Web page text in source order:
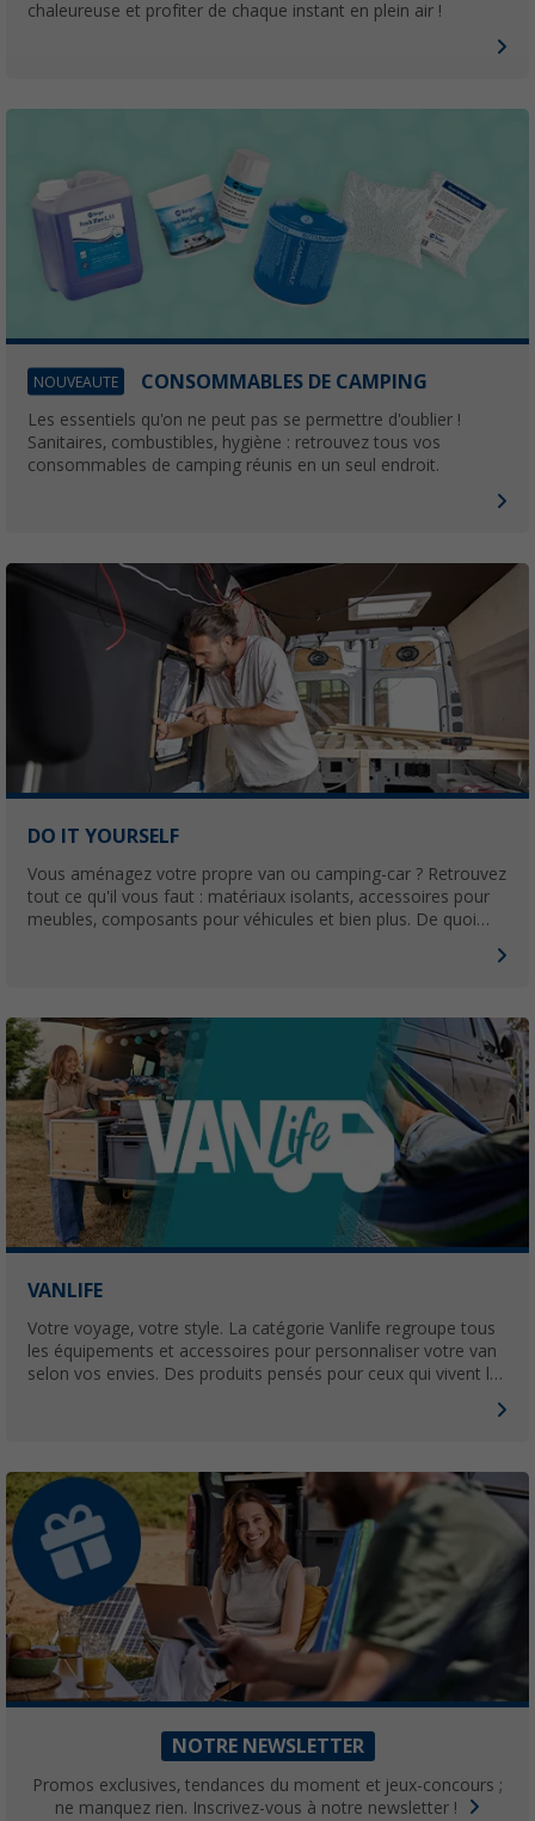
chaleureuse et profiter de chaque instant en plein air !
NOUVEAUTE CONSOMMABLES DE CAMPING
Les essentiels qu'on ne peut pas se permettre d'oublier !
Sanitaires, combustibles, hygiène : retrouvez tous vos
consommables de camping réunis en un seul endroit.
DO IT YOURSELF
Vous aménagez votre propre van ou camping-car ? Retrouvez
tout ce qu'il vous faut : matériaux isolants, accessoires pour
meubles, composants pour véhicules et bien plus. De quoi
VANLIFE
Votre voyage, votre style. La catégorie Vanlife regroupe tous
les équipements et accessoires pour personnaliser votre van
selon vos envies. Des produits pensés pour ceux qui vivent la
NOTRE NEWSLETTER
Promos exclusives, tendances du moment et jeux-concours ;
ne manquez rien. Inscrivez-vous à notre newsletter !